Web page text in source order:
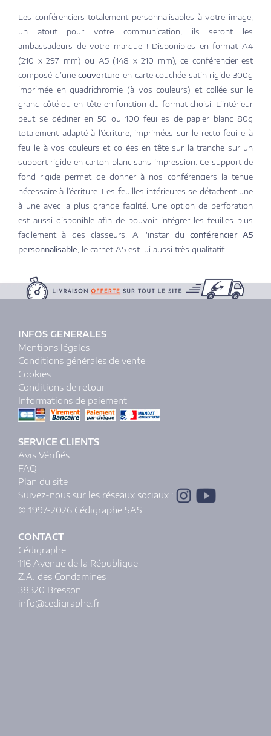
Les conférenciers totalement personnalisables à votre image,
un atout pour votre communication, ils seront les
ambassadeurs de votre marque ! Disponibles en format A4
(210 x 297 mm) ou A5 (148 x 210 mm), ce conférencier est
composé d’unecouverture en carte couchée satin rigide 300g
imprimée en quadrichromie (à vos couleurs) et collée sur le
grand côté ou en-tête en fonction du format choisi. L’intérieur
peut se décliner en 50 ou 100 feuilles de papier blanc 80g
totalement adapté à l’écriture, imprimées sur le recto feuille à
feuille à vos couleurs et collées en tête sur la tranche sur un
support rigide en carton blanc sans impression. Ce support de
fond rigide permet de donner à nos conférenciers la tenue
nécessaire à l’écriture. Les feuilles intérieures se détachent une
à une avec la plus grande facilité. Une option de perforation
est aussi disponible afin de pouvoir intégrer les feuilles plus
facilement à des classeurs. A l'instar du conférencier A5
personnalisable, le carnet A5 est lui aussi très qualitatif.
INFOS GENERALES
Mentions légales
Conditions générales de vente
Cookies
Conditions de retour
Informations de paiement
SERVICE CLIENTS
Avis Vérifiés
FAQ
Plan du site
Suivez-nous sur les réseaux sociaux :
© 1997-2026 Cédigraphe SAS
CONTACT
Cédigraphe
116 Avenue de la République
Z.A. des Condamines
38320 Bresson
info@cedigraphe.fr